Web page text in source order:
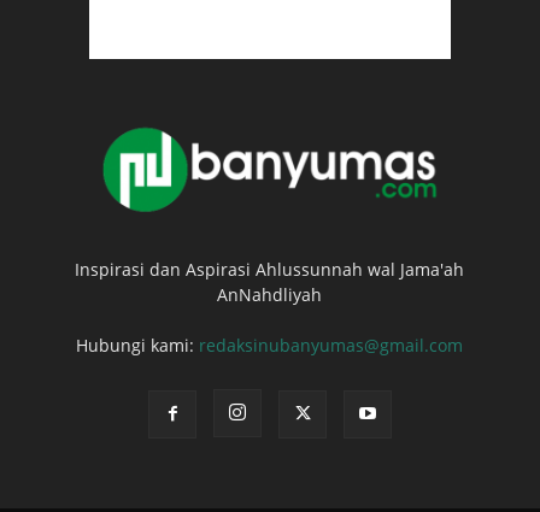
Inspirasi dan Aspirasi Ahlussunnah wal Jama'ah
AnNahdliyah
Hubungi kami: redaksinubanyumas@gmail.com